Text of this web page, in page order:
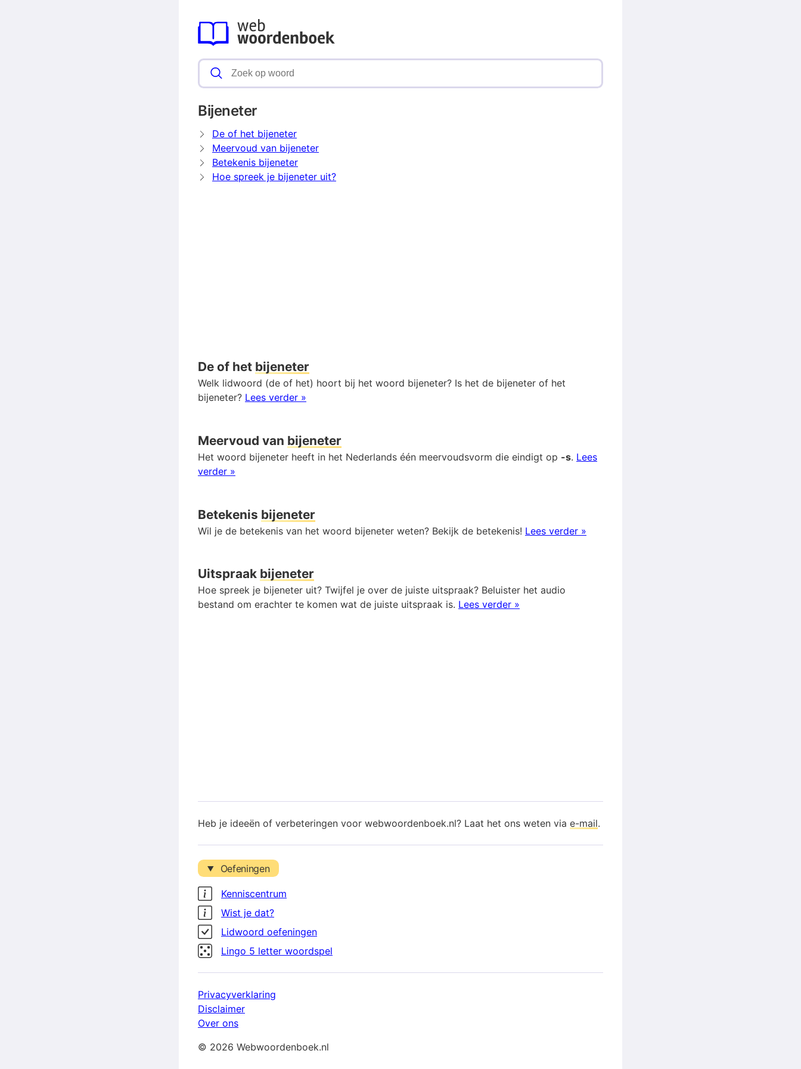
Bijeneter
De of het bijeneter
Meervoud van bijeneter
Betekenis bijeneter
Hoe spreek je bijeneter uit?
De of het bijeneter
Welk lidwoord (de of het) hoort bij het woord bijeneter? Is het de bijeneter of het
bijeneter? Lees verder »
Meervoud van bijeneter
Het woord bijeneter heeft in het Nederlands één meervoudsvorm die eindigt op -s. Lees
verder »
Betekenis bijeneter
Wil je de betekenis van het woord bijeneter weten? Bekijk de betekenis! Lees verder »
Uitspraak bijeneter
Hoe spreek je bijeneter uit? Twijfel je over de juiste uitspraak? Beluister het audio
bestand om erachter te komen wat de juiste uitspraak is. Lees verder »
Heb je ideeën of verbeteringen voor webwoordenboek.nl? Laat het ons weten via e-mail.
Oefeningen
Kenniscentrum
Wist je dat?
Lidwoord oefeningen
Lingo 5 letter woordspel
Privacyverklaring
Disclaimer
Over ons
© 2026 Webwoordenboek.nl